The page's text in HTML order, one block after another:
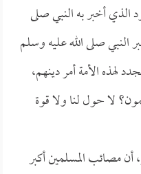
الذي أخبر به النبي صلى
النبي صلى الله عليه وسلم
لهذه الأمة أمر دينهم،
لا حول لنا ولا قوة
مصائب المسلمين أكبر